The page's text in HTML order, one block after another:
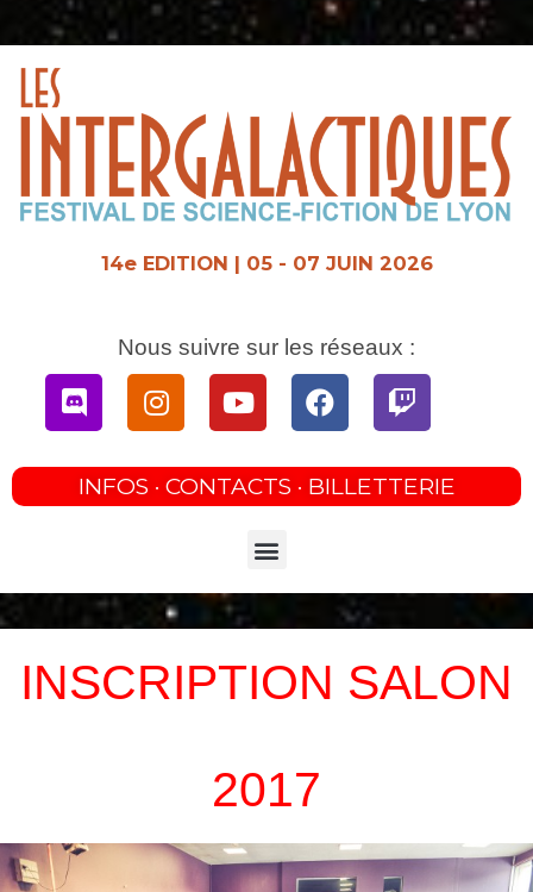
14e EDITION | 05 - 07 JUIN 2026
Nous suivre sur les réseaux :
DiscordInstagramYoutubeFacebookTwitch
INFOS · CONTACTS · BILLETTERIE
Menu
INSCRIPTION SALON
2017